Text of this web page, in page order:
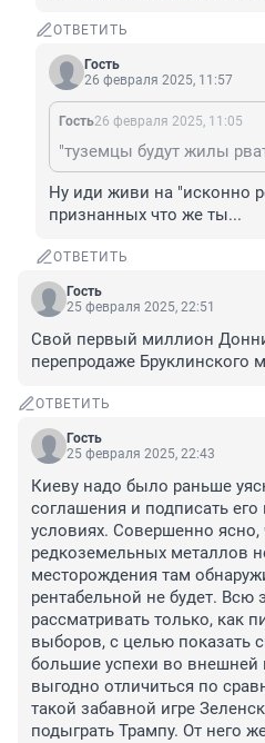
ОТВЕТИТЬ
Гость
26 февраля 2025, 11:57
Гость26 февраля 2025, 11:05
Ну иди живи на "исконно
признанных что же ты...
ОТВЕТИТЬ
Гость
25 февраля 2025, 22:51
Свой первый миллион
перепродаже Бруклинского
ОТВЕТИТЬ
Гость
25 февраля 2025, 22:43
Киеву надо было раньше
соглашения и подписать
условиях. Совершенно ясно,
редкоземельных металлов
месторождения там
рентабельной не будет. Всю
рассматривать только, как
выборов, с целью показать
большие успехи во внешней
выгодно отличиться по
такой забавной игре
подыграть Трампу. От него